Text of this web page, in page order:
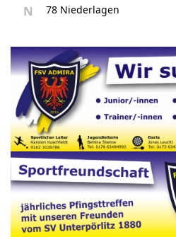
N 78 Niederlagen